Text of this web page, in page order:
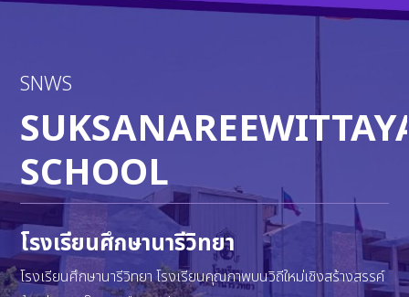
SNWS
SCHOOL
โรงเรียนศึกษานารีวิทยา
โรงเรียนศึกษานารีวิทยา โรงเรียนคุณภาพบนวิถีใหม่เชิงสร้างสรรค์